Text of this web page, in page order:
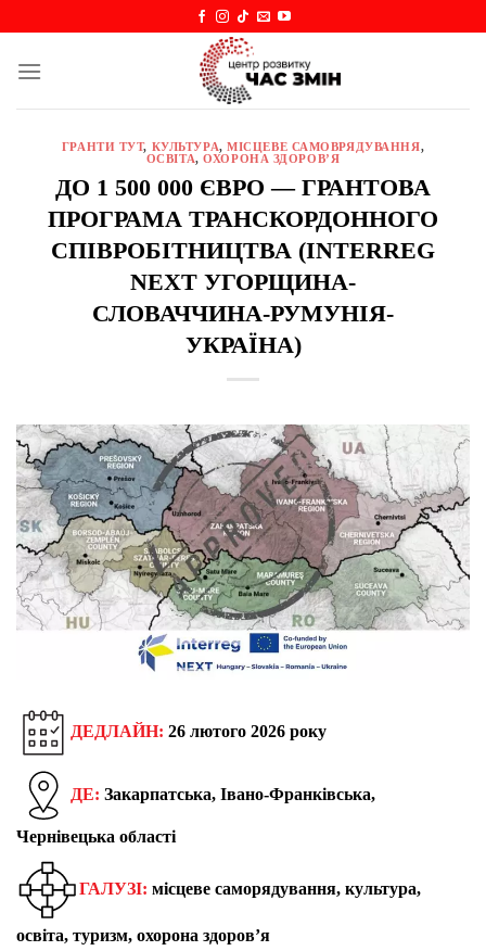
content
ГРАНТИ ТУТ, КУЛЬТУРА,МІСЦЕВЕ САМОВРЯДУВАННЯ,
ОСВІТА,ОХОРОНА ЗДОРОВ’Я
ДО 1 500 000 ЄВРО — ГРАНТОВА
ПРОГРАМА ТРАНСКОРДОННОГО
СПІВРОБІТНИЦТВА (INTERREG
NEXT УГОРЩИНА-
СЛОВАЧЧИНА-РУМУНІЯ-
УКРАЇНА)
ДЕДЛАЙН: 26 лютого 2026 року
ДЕ: Закарпатська, Івано-Франківська,
Чернівецька області
ГАЛУЗІ: місцеве саморядування, культура,
освіта, туризм, охорона здоров’я